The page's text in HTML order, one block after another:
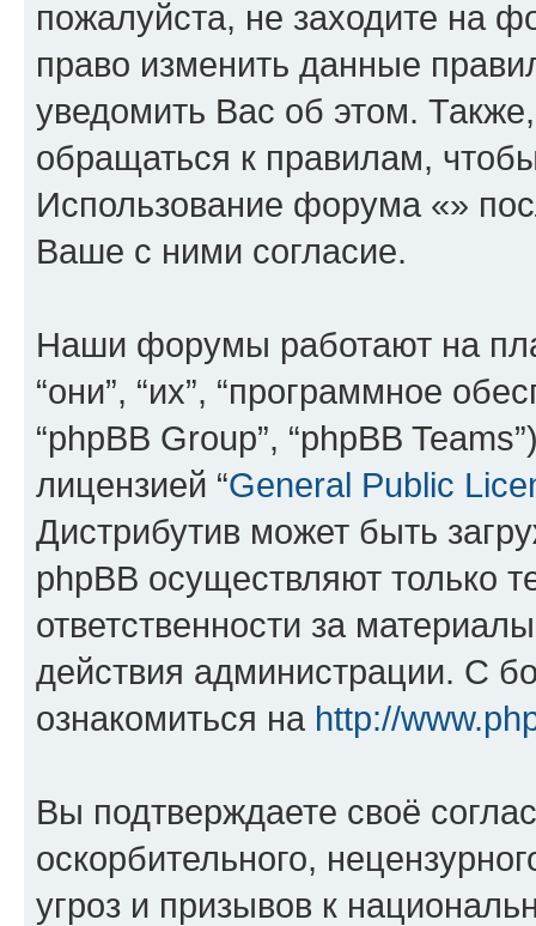
пожалуйста, не заходите на
право изменить данные
уведомить Вас об этом.
обращаться к правилам,
Использование форума «»
Ваше с ними согласие.
Наши форумы работают на
“они”, “их”, “программное
“phpBB Group”, “phpBB
лицензией “General Public
Дистрибутив может быть
phpBB осуществляют только
ответственности за
действия администрации. С
ознакомиться на http://
Вы подтверждаете своё
оскорбительного,
угроз и призывов к